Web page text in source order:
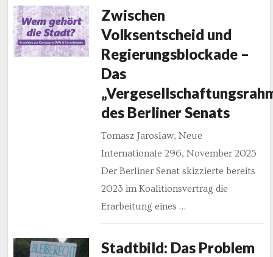
Zwischen
Volksentscheid und
Regierungsblockade –
Das
des Berliner Senats
Tomasz Jaroslaw, Neue
Internationale 296, November 2025
Der Berliner Senat skizzierte bereits
2023 im Koalitionsvertrag die
Erarbeitung eines …
Stadtbild: Das Problem